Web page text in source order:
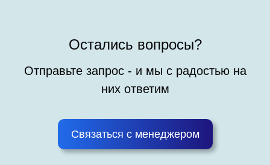
Остались вопросы?
Отправьте запрос - и мы с радостью на
них ответим
Связаться с менеджером